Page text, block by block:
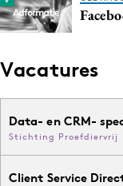
Vacatures
Data- en CRM-
Stichting Proefdiervrij
Client Service